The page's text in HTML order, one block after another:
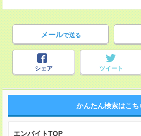
メールで送る
シェア ツイート
かんたん検索はこち
エンバイトTOP